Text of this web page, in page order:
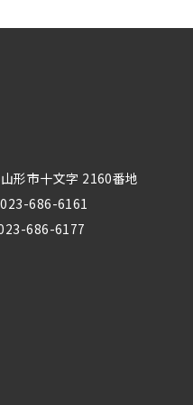
形市十文字 2160番地
686-6161
686-6177